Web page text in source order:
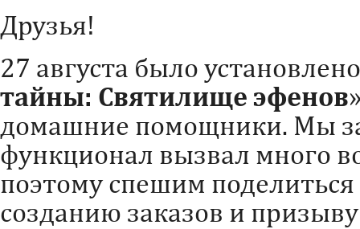
Друзья!
27 августа было
тайны: Святилище эфенов
домашние помощники. Мы
функционал вызвал много
поэтому спешим
созданию заказов и